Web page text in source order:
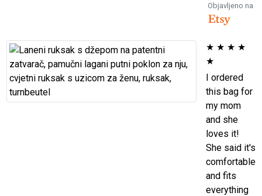
Objavljeno na
★ ★ ★ ★
★
I ordered
this bag for
my mom
and she
loves it!
She said it's
comfortable
and fits
everything